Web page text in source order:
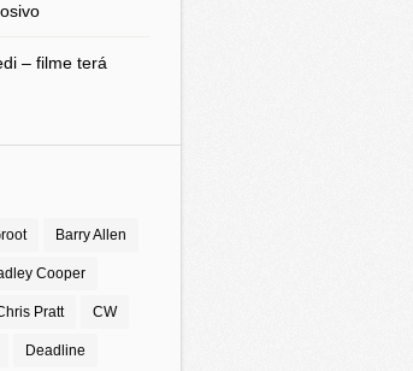
– filme terá
Barry Allen
Cooper
Pratt CW
Deadline